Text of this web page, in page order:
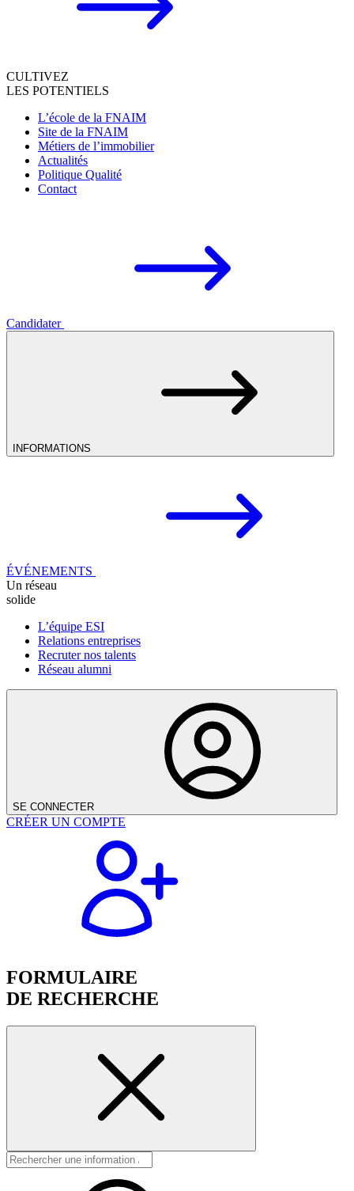
CULTIVEZ
LES POTENTIELS
L’école de la FNAIM
Site de la FNAIM
Métiers de l’immobilier
Actualités
Politique Qualité
Contact
Candidater
INFORMATIONS
ÉVÉNEMENTS
Un réseau
solide
L’équipe ESI
Relations entreprises
Recruter nos talents
Réseau alumni
SE CONNECTER
CRÉER UN COMPTE
FORMULAIRE
DE RECHERCHE